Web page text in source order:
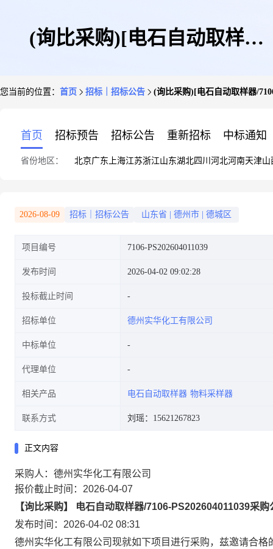
(询比采购)[电石自动取样
您当前的位置： 首页 招标｜招标公告 (询比采购)[电石自动取样器/
首页 招标预告 招标公告 重新招标 中标通知
省份地区： 北京广东 上海江苏浙江山东湖北四川 河北河南天津山
2026-08-09 招标｜招标公告 山东省 德州市 德城区
项目编号 7106-PS202604011039
发布时间 2026-04-02 09:02:28
投标截止时间
招标单位 德州实华化工有限公司
中标单位
代理单位
相关产品 电石自动取样器 物料采样器
联系方式 刘瑶：15621267823
正文内容
采购人：德州实华化工有限公司
报价截止时间：2026-04-07
【询比采购】 电石自动取样器/7106-PS202604011039采购
发布时间：2026-04-02 08:31
德州实华化工有限公司现就如下项目进行采购，兹邀请合格